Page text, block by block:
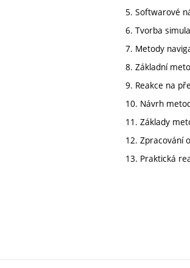
5. Softwarové
6. Tvorba
7. Metody
8. Základní
9. Reakce na
10. Návrh
11. Základy
12. Zpracování
13. Praktická